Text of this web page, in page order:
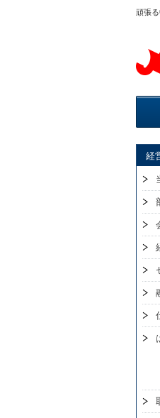
頑張
経